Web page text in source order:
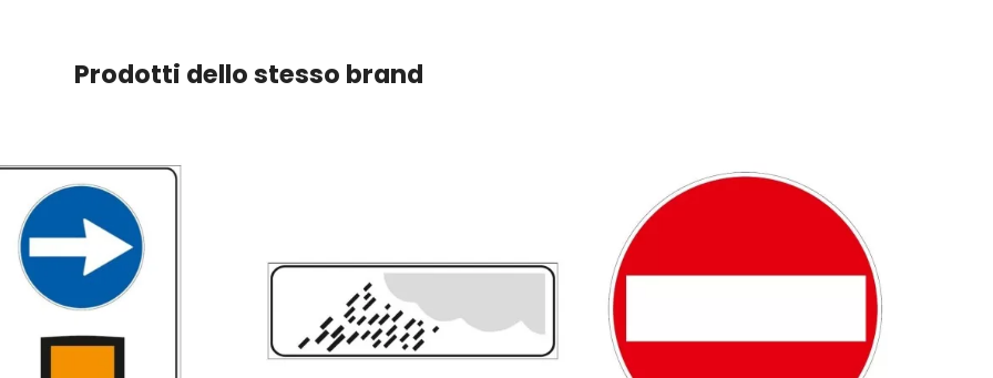
Prodotti dello stesso brand